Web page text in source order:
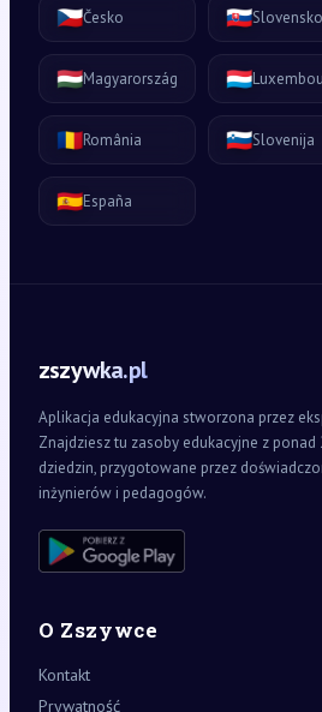
🇨🇿Česko 🇸🇰Slovensko
🇭🇺Magyarország 🇱🇺
🇷🇴România 🇸🇮Slovenija
🇪🇸España
zszywka.pl
Aplikacja edukacyjna stworzona przez
Znajdziesz tu zasoby edukacyjne z ponad
dziedzin, przygotowane przez
inżynierów i pedagogów.
O Zszywce
Kontakt
Prywatność